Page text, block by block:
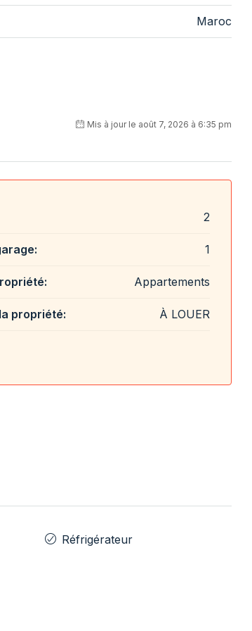
Maroc
Mis à jour le août 7, 2026 à 6:35 pm
2
1
Appartements
propriété: À LOUER
Réfrigérateur